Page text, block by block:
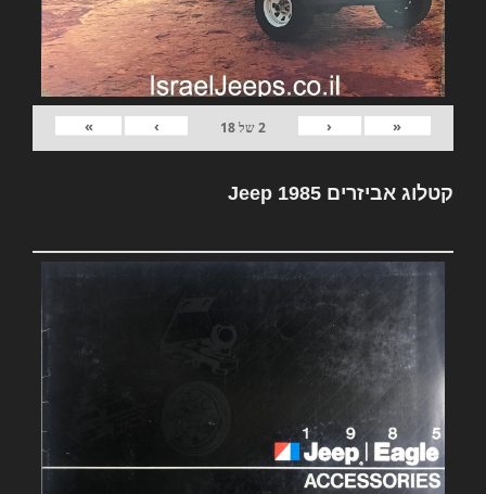
«
‹
2של18
›
»
קטלוג אביזרים Jeep 1985